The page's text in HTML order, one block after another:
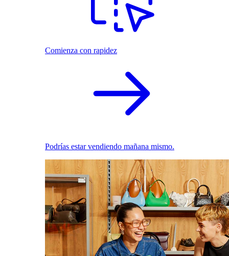
Comienza con rapidez
Podrías estar vendiendo mañana mismo.